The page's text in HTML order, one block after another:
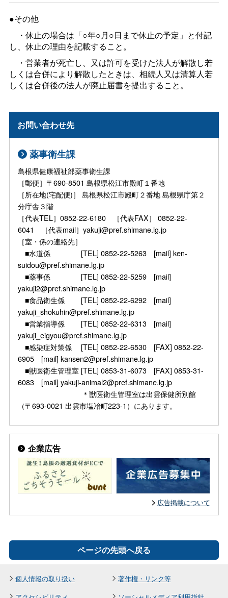
●その他
・休止の場合は「○年○月○日まで休止の予定」と付記
し、休止の理由を記載すること。
・営業者が死亡し、又は許可を受けた法人が解散し若
しくは合併により解散したときは、相続人又は清算人若
しくは合併後の法人が廃止届書を提出すること。
お問い合わせ先
薬事衛生課
島根県健康福祉部薬事衛生課
［郵便］〒690-8501 島根県松江市殿町１番地
［所在地(宅配便)］ 島根県松江市殿町２番地 島根県庁第２
分庁舎３階
［代表TEL］0852-22-6180 ［代表FAX］ 0852-22-
6041 ［代表mail］yakuji@pref.shimane.lg.jp
［室・係の連絡先］
■水道係 [TEL] 0852-22-5263 [mail] ken-
suidou@pref.shimane.lg.jp
■薬事係 [TEL] 0852-22-5259 [mail]
yakuji2@pref.shimane.lg.jp
■食品衛生係 [TEL] 0852-22-6292 [mail]
yakuji_shokuhin@pref.shimane.lg.jp
■営業指導係 [TEL] 0852-22-6313 [mail]
yakuji_eigyou@pref.shimane.lg.jp
■感染症対策係 [TEL] 0852-22-6530 [FAX] 0852-22-
6905 [mail] kansen2@pref.shimane.lg.jp
■獣医衛生管理室 [TEL] 0853-31-6073 [FAX] 0853-31-
6083 [mail] yakuji-animal2@pref.shimane.lg.jp
＊獣医衛生管理室は出雲保健所別館
（〒693-0021 出雲市塩冶町223-1）にあります。
企業広告
広告掲載について
ページの先頭へ戻る
個人情報の取り扱い
著作権・リンク等